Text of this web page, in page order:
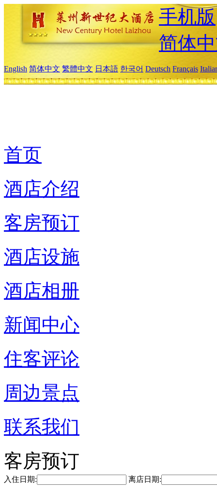
手机版
简体
English 简体中文 繁體中文 日本語 한국어 Deutsch Français
首页
酒店介绍
客房预订
酒店设施
酒店相册
新闻中心
住客评论
周边景点
联系我们
客房预订
入住日期: 离店日期: